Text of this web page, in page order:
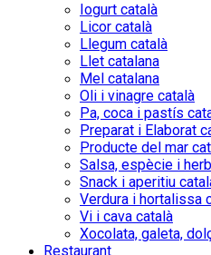
Iogurt català
Licor català
Llegum català
Llet catalana
Mel catalana
Oli i vinagre català
Pa, coca i pastís
Preparat i Elaborat
Producte del mar
Salsa, espècie i
Snack i aperitiu
Verdura i hortalissa
Vi i cava català
Xocolata, galeta,
Restaurant